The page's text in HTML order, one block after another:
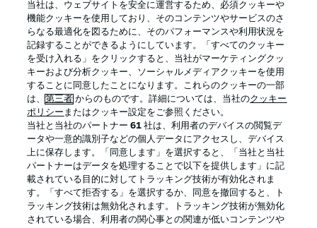
Football as it's meant to be
BUNDESLIGA APP
Official Partners
当社は、ウェブサイトを安全に運営するため、必須クッキーや
機能クッキーを使用しており、そのコンテンツやサービスのさ
らなる最適化を図るために、そのパフォーマンスや利用状況を
記録することができるようにしています。「すべてのクッキー
を受け入れる」をクリックすると、当社がマーケティングクッ
キーおよび分析クッキー、ソーシャルメディアクッキーを使用
することに同意したことになります。これらのクッキーの一部
は、第三者 からのものです。詳細については、当社のクッキー
ポリシー またはクッキー設定をご参照ください。
当社と当社のパートナー61 社は、利用者のデバイスの閲覧デ
ータや一意的識別子などの個人データにアクセスし、デバイス
上に保存します。「同意します」を選択すると、「当社と当社
パートナーはデータを処理することで以下を提供します」に記
載されている目的に対してトラッキング技術が有効化されま
す。「すべて拒否する」を選択するか、同意を撤回すると、ト
ラッキング技術は無効化されます。トラッキング技術が無効化
されている場合、利用者の関心事との関連が低いコンテンツや